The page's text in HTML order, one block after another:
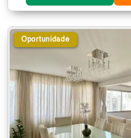
Oportunidade